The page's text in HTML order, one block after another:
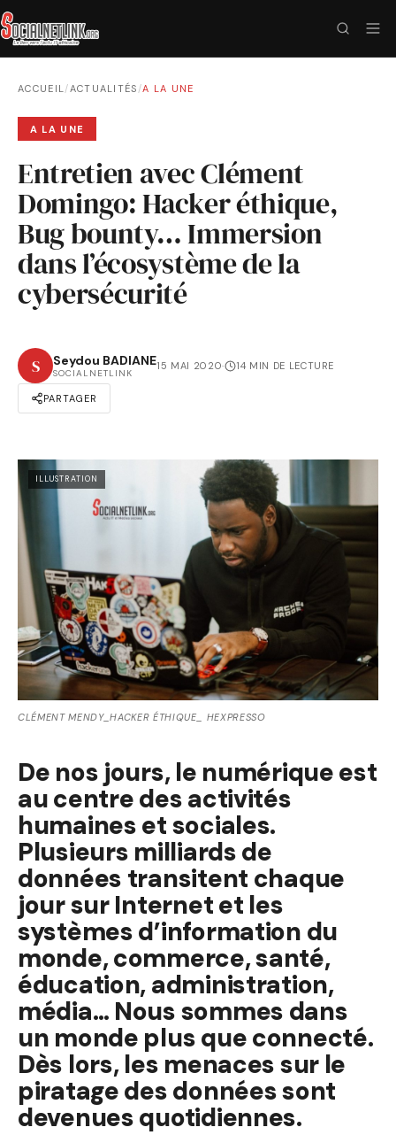
ACCUEIL/ACTUALITÉS /A LA UNE
A LA UNE
Entretien avec Clément
Domingo: Hacker éthique,
Bug bounty… Immersion
dans l’écosystème de la
cybersécurité
S Seydou BADIANE
SOCIALNETLINK
15 MAI 2020· 14 MIN DE LECTURE
PARTAGER
ILLUSTRATION
CLÉMENT MENDY_HACKER ÉTHIQUE_ HEXPRESSO
De nos jours, le numérique est
au centre des activités
humaines et sociales.
Plusieurs milliards de
données transitent chaque
jour sur Internet et les
systèmes d’information du
monde, commerce, santé,
éducation, administration,
média… Nous sommes dans
un monde plus que connecté.
Dès lors, les menaces sur le
piratage des données sont
devenues quotidiennes.